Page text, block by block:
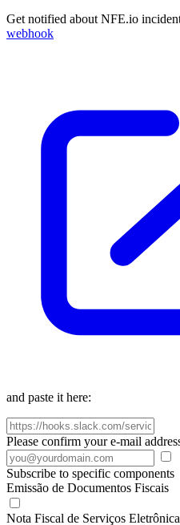
Get notified about NFE.io
webhook
and paste it here:
Please confirm your e-mail
Subscribe to specific components
Emissão de Documentos Fiscais
Nota Fiscal de Serviços